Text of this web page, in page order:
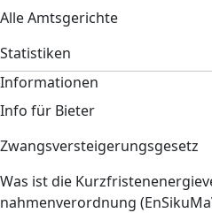
Alle Amtsgerichte
Statistiken
Informationen
Info für Bieter
Zwangsversteigerungsgesetz
Was ist die
nahmenverordnung